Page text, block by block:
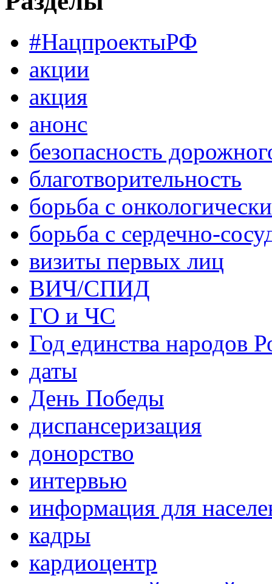
#НацпроектыРФ
акции
акция
анонс
безопасность
благотворительность
борьба с
борьба с сердечно-
визиты первых лиц
ВИЧ/СПИД
ГО и ЧС
Год единства народов
даты
День Победы
диспансеризация
донорство
интервью
информация для
кадры
кардиоцентр